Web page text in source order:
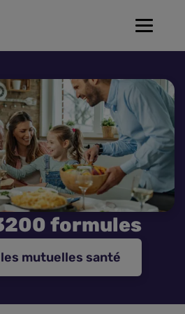
Toggle
formules
mutuelles santé